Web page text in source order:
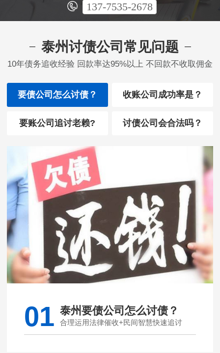
137-7535-2678
泰州讨债公司常见问题
10年债务追收经验 回款率达95%以上 不回款不收取佣金
要债公司怎么讨债？ 收账公司成功率是？
要账公司追讨老赖? 讨债公司会合法吗？
01 泰州要债公司怎么讨债？
合理运用法律催收+民间智慧快速追讨